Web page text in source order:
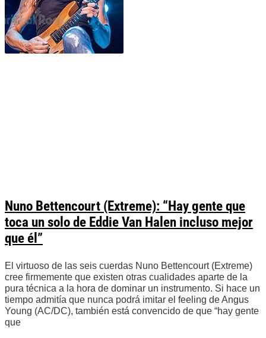
Nuno Bettencourt (Extreme): “Hay gente que
toca un solo de Eddie Van Halen incluso mejor
que él”
El virtuoso de las seis cuerdas Nuno Bettencourt (Extreme)
cree firmemente que existen otras cualidades aparte de la
pura técnica a la hora de dominar un instrumento. Si hace un
tiempo admitía que nunca podrá imitar el feeling de Angus
Young (AC/DC), también está convencido de que “hay gente
que